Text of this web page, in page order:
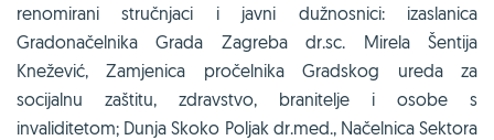
renomirani stručnjaci i javni dužnosnici: izaslanica
Gradonačelnika Grada Zagreba dr.sc. Mirela Šentija
Knežević, Zamjenica pročelnika Gradskog ureda za
socijalnu zaštitu, zdravstvo, branitelje i osobe s
invaliditetom; Dunja Skoko Poljak dr.med., Načelnica Sektora